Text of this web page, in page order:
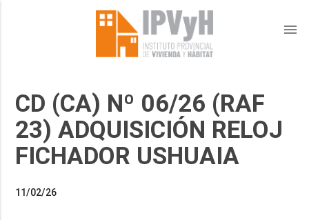
menu
CD (CA) Nº 06/26 (RAF
23) ADQUISICIÓN RELOJ
FICHADOR USHUAIA
11/02/26